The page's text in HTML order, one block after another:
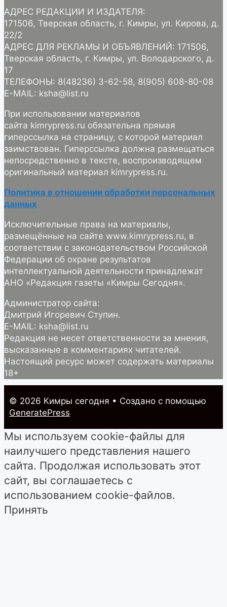
АДРЕС РЕДАКЦИИ И ИЗДАТЕЛЯ:
171506, Тверская область, г. Кимры, ул. Кирова, д.
22/2
АДРЕС ДЛЯ РЕКЛАМЫ И ОБЪЯВЛЕНИЙ: 171506,
Тверская область, г. Кимры, ул. Володарского, д.
17
ТЕЛЕФОНЫ: 8(48236) 3-62-58, 8(905) 608-80-08
E-MAIL: ksha@list.ru
При использовании материалов
сайта kimrypress.ru обязательна прямая
гиперссылка на страницу, с которой материал
заимствован. Гиперссылка должна размещаться
непосредственно в тексте, воспроизводящем
оригинальный материал kimrypress.ru.
Политика в отношении обработки персональных
данных
Исключительные права на материалы,
размещённые на сайте www.kimrypress.ru, в
соответствии с законодательством Российской
Федерации об охране результатов
интеллектуальной деятельности принадлежат
АНО «Редакция газеты «Кимры Сегодня».
Администратор сайта:
Дмитрий Игоревич Ступин.
E-MAIL: ksha@list.ru
Редакция не несет ответственности за мнения,
высказанные в комментариях читателей.
Настоящий ресурс может содержать материалы
18+
© 2026 Кимры cегодня • Создано с помощью
GeneratePress
Мы используем cookie-файлы для
наилучшего представления нашего
сайта. Продолжая использовать этот
сайт, вы соглашаетесь с
использованием cookie-файлов.
Принять